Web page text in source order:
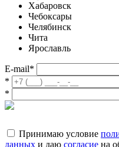
Хабаровск
Чебоксары
Челябинск
Чита
Ярославль
E-mail*
*
*
Принимаю условие
данных и даю согласие на